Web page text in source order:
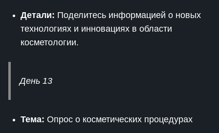
Детали: Поделитесь информацией о новых
технологиях и инновациях в области
косметологии.
День 13
Тема: Опрос о косметических процедурах